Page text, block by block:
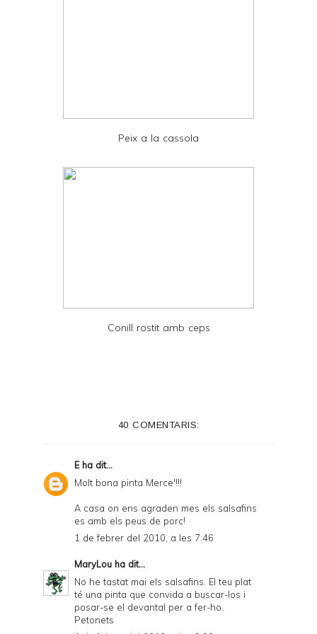
Peix a la cassola
Conill rostit amb ceps
40 COMENTARIS:
Eha dit...
Molt bona pinta Merce'!!!
A casa on ens agraden mes els salsafins
es amb els peus de porc!
1 de febrer del 2010, a les 7:46
MaryLou ha dit...
No he tastat mai els salsafins. El teu plat
té una pinta que convida a buscar-los i
posar-se el devantal per a fer-ho.
Petonets